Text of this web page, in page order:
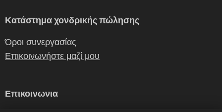
Κατάστημα χονδρικής πώλησης
Όροι συνεργασίας
Επικοινωνήστε μαζί μου
Επικοινωνια